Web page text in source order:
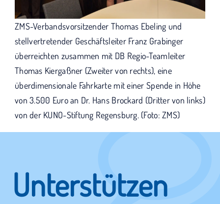
ZMS-Verbandsvorsitzender Thomas Ebeling und
stellvertretender Geschäftsleiter Franz Grabinger
überreichten zusammen mit DB Regio-Teamleiter
Thomas Kiergaßner (Zweiter von rechts), eine
überdimensionale Fahrkarte mit einer Spende in Höhe
von 3.500 Euro an Dr. Hans Brockard (Dritter von links)
von der KUNO-Stiftung Regensburg. (Foto: ZMS)
Unterstützen